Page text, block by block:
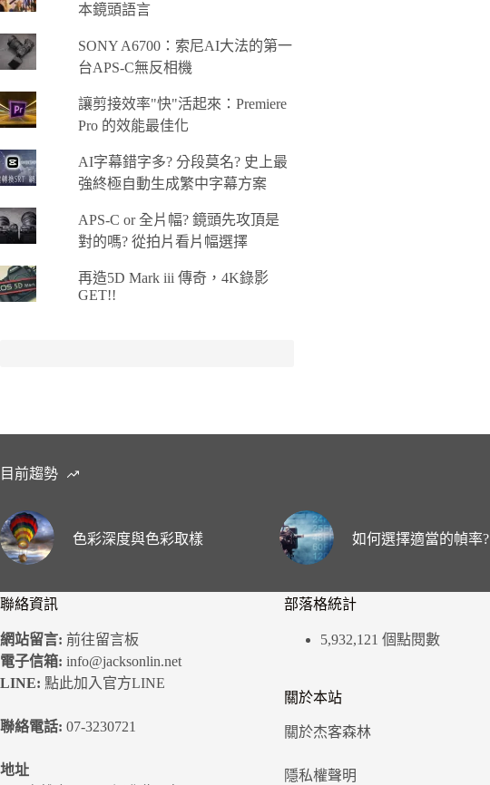
本鏡頭語言
SONY A6700：索尼AI大法的第一
台APS-C無反相機
讓剪接效率"快"活起來：Premiere
Pro 的效能最佳化
AI字幕錯字多? 分段莫名? 史上最
強終極自動生成繁中字幕方案
APS-C or 全片幅? 鏡頭先攻頂是
對的嗎? 從拍片看片幅選擇
再造5D Mark iii 傳奇，4K錄影
GET!!
目前趨勢
色彩深度與色彩取樣 如何選擇適當的幀率?
聯絡資訊
網站留言: 前往留言板
電子信箱: info@jacksonlin.net
LINE: 點此加入官方LINE
聯絡電話: 07-3230721
地址
部落格統計
5,932,121 個點閱數
關於本站
關於杰客森林
隱私權聲明